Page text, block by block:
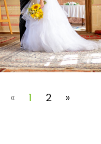
« 1(current)
2 »